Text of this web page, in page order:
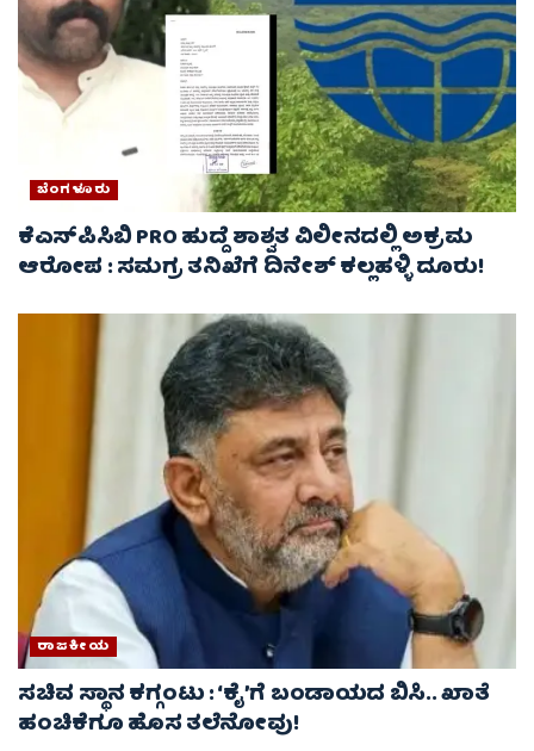
ಬೆಂಗಳೂರು
ಕೆಎಸ್‌ಪಿಸಿಬಿ PRO ಹುದ್ದೆ ಶಾಶ್ವತ ವಿಲೀನದಲ್ಲಿ ಅಕ್ರಮ
ಆರೋಪ : ಸಮಗ್ರ ತನಿಖೆಗೆ ದಿನೇಶ್ ಕಲ್ಲಹಳ್ಳಿ ದೂರು!
ರಾಜಕೀಯ
ಸಚಿವ ಸ್ಥಾನ ಕಗ್ಗಂಟು : ‘ಕೈ’ಗೆ ಬಂಡಾಯದ ಬಿಸಿ.. ಖಾತೆ
ಹಂಚಿಕೆಗೂ ಹೊಸ ತಲೆನೋವು!